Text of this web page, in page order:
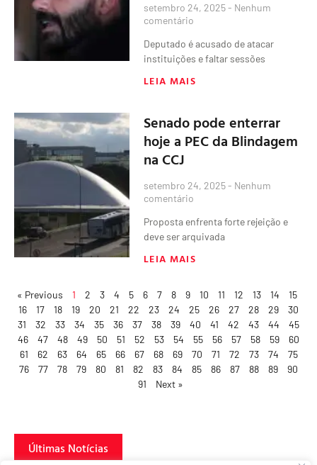
setembro 24, 2025 Nenhum
comentário
Deputado é acusado de atacar
instituições e faltar sessões
LEIA MAIS
Senado pode enterrar
hoje a PEC da Blindagem
na CCJ
setembro 24, 2025 Nenhum
comentário
Proposta enfrenta forte rejeição e
deve ser arquivada
LEIA MAIS
« Previous 1 2 3 4 5 6 7 8 9 10 11 12 13 14
15
16
17 18 19 20 21 22 23 24 25 26 27 28 29
30
31
32 33 34 35 36 37 38 39 40 41 42 43 44
45
46
47 48 49 50 51 52 53 54 55 56 57 58 59
60
61
62 63 64 65 66 67 68 69 70 71 72 73 74
75
76
77 78 79 80 81 82 83 84 85 86 87 88 89
90
91
Next »
Últimas Notícias